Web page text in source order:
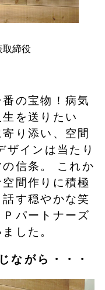
取締役
の宝物！病気
を送りたい
り添い、空間
ザインは当たり
信条。 これか
間作りに積極
す穏やかな笑
パートナーズ
した。
ながら・・・